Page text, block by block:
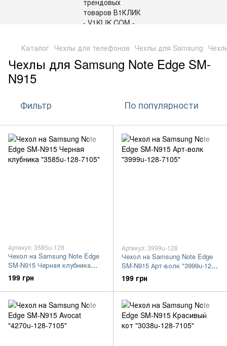
Каталог Чехлы для телефонов Чехлы для Samsung
Чехлы для Samsung Note Edge SM-
N915
Фильтр По популярности
Артикул: 3585u-128
Чехол на Samsung Note Edge
SM-N915 Черная клубника
"3585u-128-7105"
199 грн
Артикул: 3999u-128
Чехол на Samsung Note Edge
SM-N915 Арт-волк "3999u-128-
7105"
199 грн